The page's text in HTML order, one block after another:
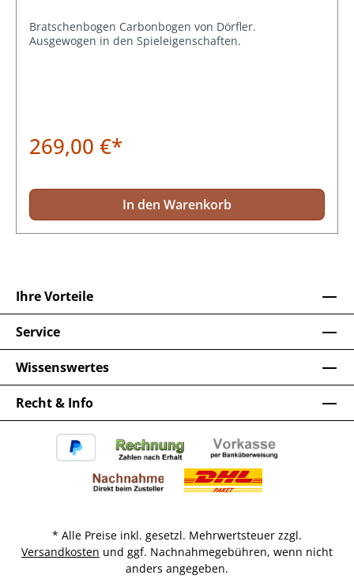
Bratschenbogen Carbonbogen von Dörfler.
Ausgewogen in den Spieleigenschaften.
269,00 €*
In den Warenkorb
Recht & Info
Ihre Vorteile
Service
Wissenswertes
* Alle Preise inkl. gesetzl. Mehrwertsteuer zzgl.
Versandkosten und ggf. Nachnahmegebühren, wenn nicht
anders angegeben.